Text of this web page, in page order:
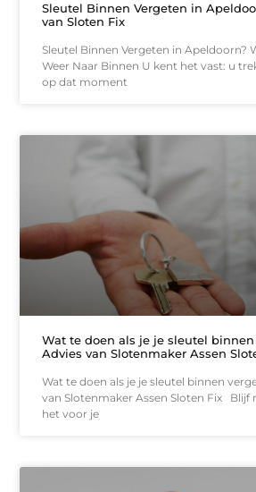
Sleutel Binnen Vergeten in
van Sloten Fix
Sleutel Binnen Vergeten in Apeldoorn?
Weer Naar Binnen U kent het vast: u
op dat moment
Wat te doen als je je sleutel
Advies van Slotenmaker Assen
Wat te doen als je je sleutel binnen
van Slotenmaker Assen Sloten Fix Blijf
het voor je